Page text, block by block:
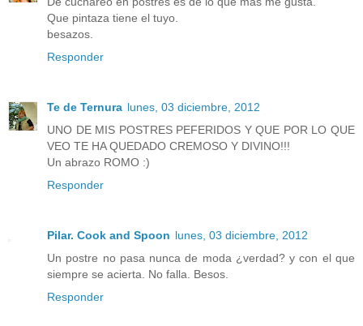
Que pintaza tiene el tuyo.
besazos.
Responder
Te de Ternura lunes, 03 diciembre, 2012
UNO DE MIS POSTRES PEFERIDOS Y QUE POR LO QUE
VEO TE HA QUEDADO CREMOSO Y DIVINO!!!
Un abrazo ROMO :)
Responder
Pilar. Cook and Spoon lunes, 03 diciembre, 2012
Un postre no pasa nunca de moda ¿verdad? y con el que
siempre se acierta. No falla. Besos.
Responder